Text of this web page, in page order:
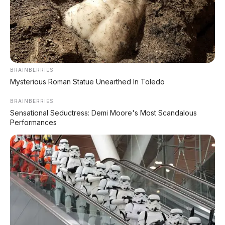
DIJUAL MOBIL BEKAS DENPASAR
DIJUAL: Suzuki Swift GX 2013 Manual – Hitam
Legam, Low KM 100 Ribu, Pajak Panjang!
Kondisi Istimewa di Denpasar
DIJUAL: Nissan Serena HWS Matic 2017 –
di Denpasar
Matic – Surat Bali, KM 44.000, Pajak Panjang!
DIJUAL : Xpander Ultimate 2019 Matic Surat
Bali – Kondisi Istimewa, KM 37.000
Lihat Semua Unit Bali »
BRAINBERRIES
Mysterious Roman Statue Unearthed In Toledo
BRAINBERRIES
Sensational Seductress: Demi Moore's Most Scandalous
Performances